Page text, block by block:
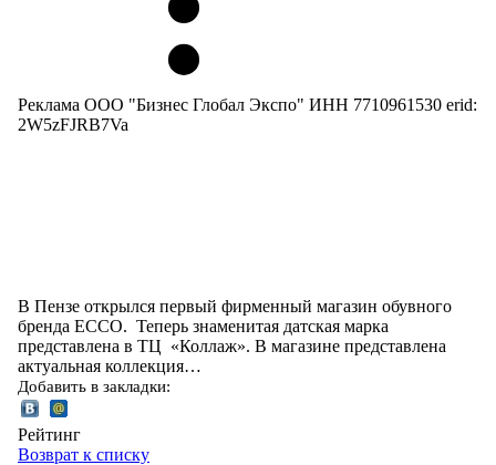
Реклама ООО "Бизнес Глобал Экспо" ИНН 7710961530 erid:
2W5zFJRB7Va
В Пензе открылся первый фирменный магазин обувного
бренда ECCO. Теперь знаменитая датская марка
представлена в ТЦ «Коллаж». В магазине представлена
актуальная коллекция…
Добавить в закладки:
Рейтинг
Возврат к списку